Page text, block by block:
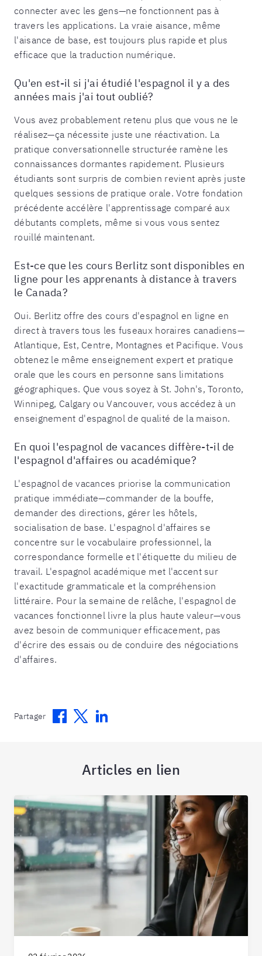
connecter avec les gens—ne fonctionnent pas à
travers les applications. La vraie aisance, même
l'aisance de base, est toujours plus rapide et plus
efficace que la traduction numérique.
Qu'en est-il si j'ai étudié l'espagnol il y a des
années mais j'ai tout oublié?
Vous avez probablement retenu plus que vous ne le
réalisez—ça nécessite juste une réactivation. La
pratique conversationnelle structurée ramène les
connaissances dormantes rapidement. Plusieurs
étudiants sont surpris de combien revient après juste
quelques sessions de pratique orale. Votre fondation
précédente accélère l'apprentissage comparé aux
débutants complets, même si vous vous sentez
rouillé maintenant.
Est-ce que les cours Berlitz sont disponibles en
ligne pour les apprenants à distance à travers
le Canada?
Oui. Berlitz offre des cours d'espagnol en ligne en
direct à travers tous les fuseaux horaires canadiens—
Atlantique, Est, Centre, Montagnes et Pacifique. Vous
obtenez le même enseignement expert et pratique
orale que les cours en personne sans limitations
géographiques. Que vous soyez à St. John's, Toronto,
Winnipeg, Calgary ou Vancouver, vous accédez à un
enseignement d'espagnol de qualité de la maison.
En quoi l'espagnol de vacances diffère-t-il de
l'espagnol d'affaires ou académique?
L'espagnol de vacances priorise la communication
pratique immédiate—commander de la bouffe,
demander des directions, gérer les hôtels,
socialisation de base. L'espagnol d'affaires se
concentre sur le vocabulaire professionnel, la
correspondance formelle et l'étiquette du milieu de
travail. L'espagnol académique met l'accent sur
l'exactitude grammaticale et la compréhension
littéraire. Pour la semaine de relâche, l'espagnol de
vacances fonctionnel livre la plus haute valeur—vous
avez besoin de communiquer efficacement, pas
d'écrire des essais ou de conduire des négociations
d'affaires.
Partager Facebook
TwitterLinkedin
Articles en lien